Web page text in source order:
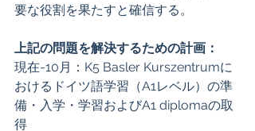
要な役割を果たすと確信する。
上記の問題を解決するための計画：
現在-10月：K5 Basler Kurszentrumに
おけるドイツ語学習（A1レベル）の準
備・入学・学習およびA1 diplomaの取
得